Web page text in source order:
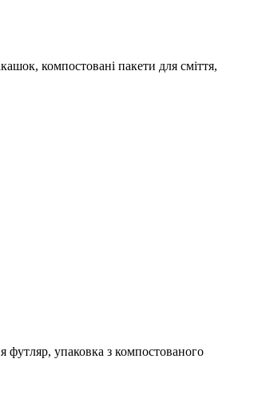
компостовані пакети для сміття,
футляр, упаковка з компостованого